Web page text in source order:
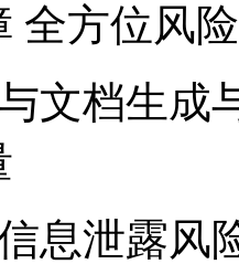
全方位风
文档生成与
息泄露风